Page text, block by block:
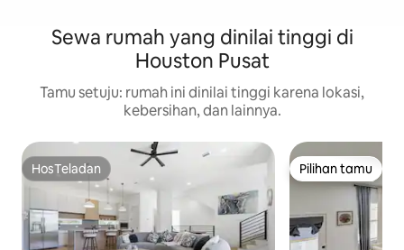
Sewa rumah yang dinilai tinggi di
Houston Pusat
Tamu setuju: rumah ini dinilai tinggi karena lokasi,
kebersihan, dan lainnya.
HosTeladan
HosTeladan Pilihan tamu
Pilihan tamu